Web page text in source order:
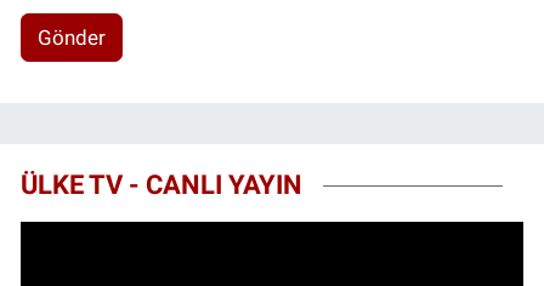
Gönder
ÜLKE TV - CANLI YAYIN